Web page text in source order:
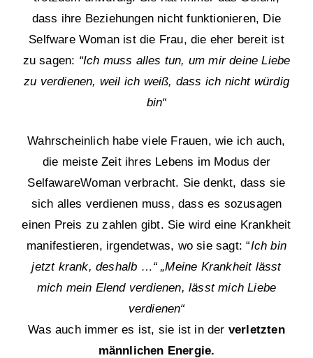
dass ihre Beziehungen nicht funktionieren, Die
Selfware Woman ist die Frau, die eher bereit ist
zu sagen: “Ich muss alles tun, um mir deine Liebe
zu verdienen, weil ich weiß, dass ich nicht würdig
bin“
Wahrscheinlich habe viele Frauen, wie ich auch,
die meiste Zeit ihres Lebens im Modus der
SelfawareWoman verbracht. Sie denkt, dass sie
sich alles verdienen muss, dass es sozusagen
einen Preis zu zahlen gibt. Sie wird eine Krankheit
manifestieren, irgendetwas, wo sie sagt: “Ich bin
jetzt krank, deshalb …“„Meine Krankheit lässt
mich mein Elend verdienen, lässt mich Liebe
verdienen“
Was auch immer es ist, sie ist in der verletzten
männlichen Energie.